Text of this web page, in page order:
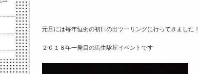
元旦には毎年恒例の初日の出ツーリングに行ってきました！
２０１８年一発目の馬生駆屋イベントです
ー